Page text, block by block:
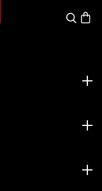
Suche